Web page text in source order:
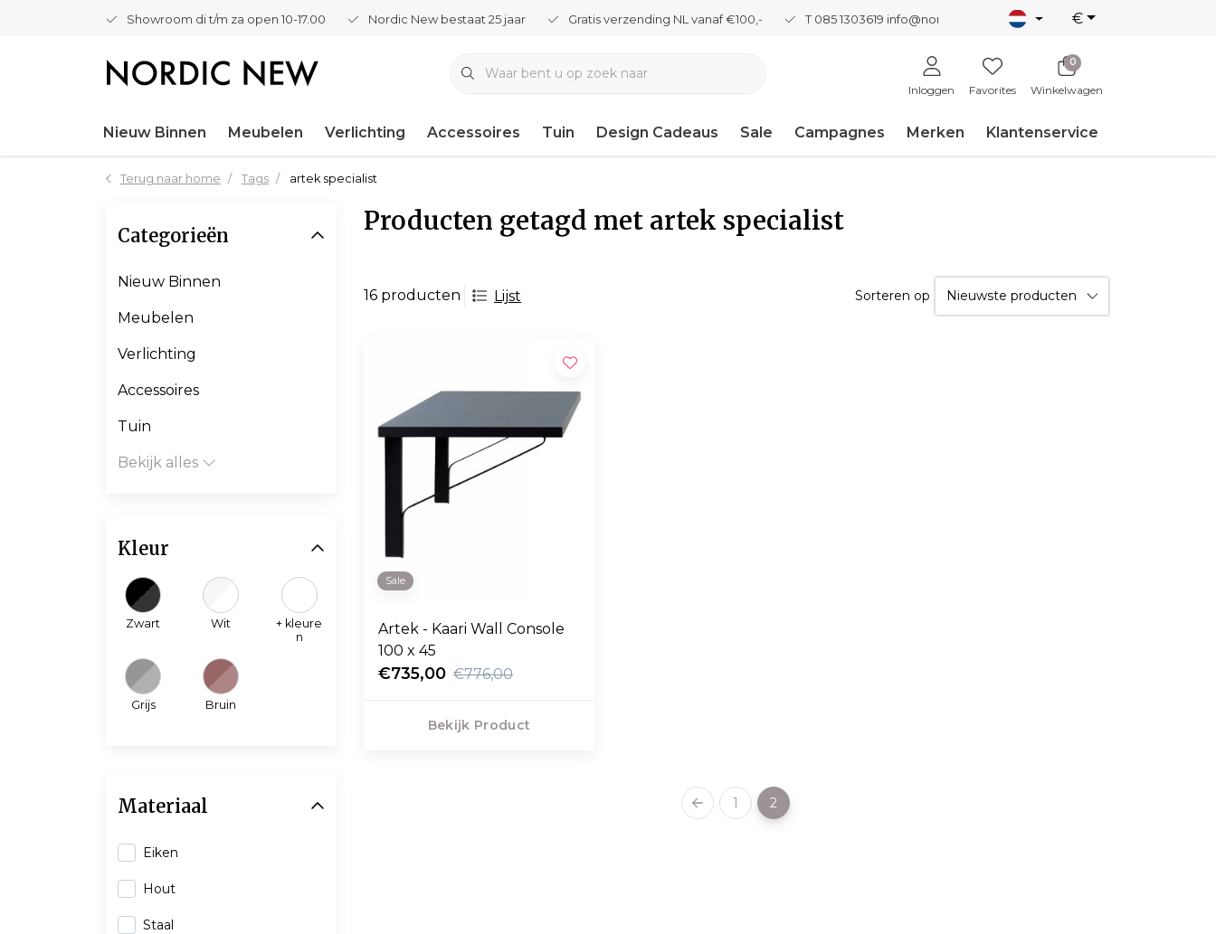
Showroom di t/m za open 10-17.00 Nordic New bestaat 25 jaar Gratis verzending NL vanaf €100,- T 085 1303619 info@nordicnew.nl €
Inloggen Favorites
0
Winkelwagen
Nieuw Binnen Meubelen Verlichting Accessoires Tuin Design Cadeaus Sale Campagnes Merken Klantenservice
Terug naar home Tags artek specialist
Producten getagd met artek specialist
16 producten Lijst Sorteren op
Sale
Artek - Kaari Wall Console
100 x 45
€735,00 €776,00
Bekijk Product
1 2
Categorieën
Nieuw Binnen
Meubelen
Verlichting
Accessoires
Tuin
Bekijk alles
Kleur
Zwart Wit
+ kleure
n
Grijs Bruin
Materiaal
Eiken
Hout
Staal